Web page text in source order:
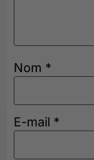
Nom *
E-mail *